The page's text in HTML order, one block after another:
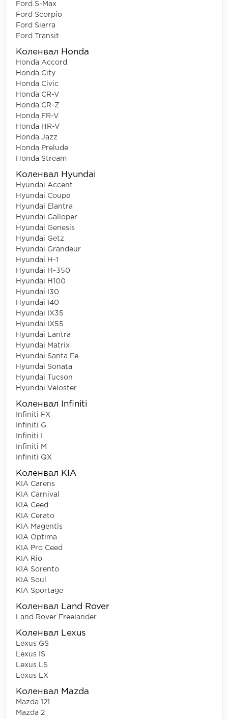
Ford S-Max
Ford Scorpio
Ford Sierra
Ford Transit
Коленвал Honda
Honda Accord
Honda City
Honda Civic
Honda CR-V
Honda CR-Z
Honda FR-V
Honda HR-V
Honda Jazz
Honda Prelude
Honda Stream
Коленвал Hyundai
Hyundai Accent
Hyundai Coupe
Hyundai Elantra
Hyundai Galloper
Hyundai Genesis
Hyundai Getz
Hyundai Grandeur
Hyundai H-1
Hyundai H-350
Hyundai H100
Hyundai I30
Hyundai I40
Hyundai IX35
Hyundai IX55
Hyundai Lantra
Hyundai Matrix
Hyundai Santa Fe
Hyundai Sonata
Hyundai Tucson
Hyundai Veloster
Коленвал Infiniti
Infiniti FX
Infiniti G
Infiniti I
Infiniti M
Infiniti QX
Коленвал KIA
KIA Carens
KIA Carnival
KIA Ceed
KIA Cerato
KIA Magentis
KIA Optima
KIA Pro Ceed
KIA Rio
KIA Sorento
KIA Soul
KIA Sportage
Коленвал Land Rover
Land Rover Freelander
Коленвал Lexus
Lexus GS
Lexus IS
Lexus LS
Lexus LX
Коленвал Mazda
Mazda 121
Mazda 2